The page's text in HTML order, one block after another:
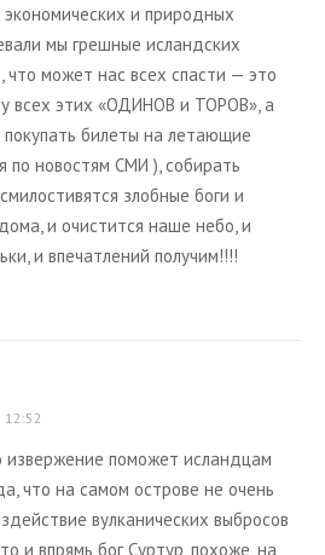
и природных
мы грешные исландских
что может нас всех спасти — это
всех этих «ОДИНОВ и ТОРОВ», а
покупать билеты на летающие
по новостям СМИ ), собирать
злобные боги и
и очистится наше небо, и
и впечатлений получим!!!!
12:52
извержение поможет исландцам
что на самом острове не очень
вулканических выбросов
и впрямь бог Суртур, похоже, на